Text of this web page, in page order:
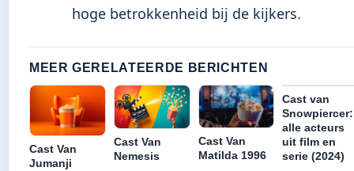
hoge betrokkenheid bij de kijkers.
MEER GERELATEERDE BERICHTEN
Cast Van
Jumanji
Cast Van
Nemesis
Cast Van
Matilda 1996
Cast van
Snowpiercer:
alle acteurs
uit film en
serie (2024)